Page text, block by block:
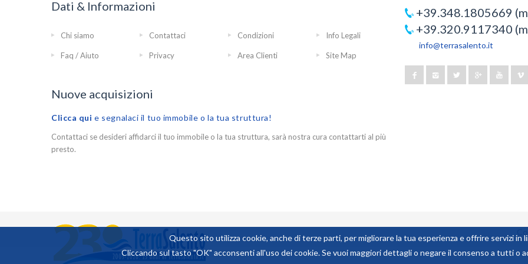
Dati & Informazioni
Chi siamo Contattaci Condizioni Info Legali
Faq / Aiuto Privacy Area Clienti Site Map
Nuove acquisizioni
Clicca qui e segnalaci il tuo immobile o la tua struttura!
Contattaci se desideri affidarci il tuo immobile o la tua struttura, sarà nostra cura contattarti al più
presto.
+39.348.1805669
+39.320.9117340
info@terrasalento.it
Questo sito utilizza cookie, anche di terze parti, per migliorare la tua esperienza e offrire servizi in
Cliccando sul tasto "OK" acconsenti all'uso dei cookie. Se vuoi maggiori dettagli o negare il consenso a tutti o
14,17188